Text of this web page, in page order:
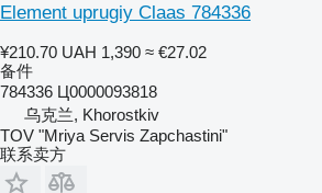
Element uprugiy Claas 784336
¥210.70 UAH 1,390 ≈ €27.02
备件
784336 Ц0000093818
乌克兰, Khorostkiv
TOV "Mriya Servis Zapchastini"
联系卖方